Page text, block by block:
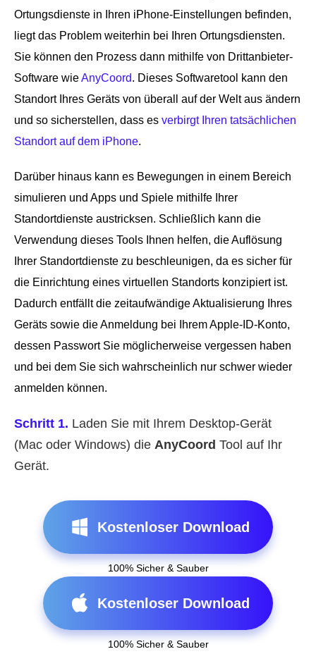
Ortungsdienste in Ihren iPhone-Einstellungen befinden,
liegt das Problem weiterhin bei Ihren Ortungsdiensten.
Sie können den Prozess dann mithilfe von Drittanbieter-
Software wieAnyCoord. Dieses Softwaretool kann den
Standort Ihres Geräts von überall auf der Welt aus ändern
und so sicherstellen, dass es verbirgt Ihren tatsächlichen
Standort auf dem iPhone.
Darüber hinaus kann es Bewegungen in einem Bereich
simulieren und Apps und Spiele mithilfe Ihrer
Standortdienste austricksen. Schließlich kann die
Verwendung dieses Tools Ihnen helfen, die Auflösung
Ihrer Standortdienste zu beschleunigen, da es sicher für
die Einrichtung eines virtuellen Standorts konzipiert ist.
Dadurch entfällt die zeitaufwändige Aktualisierung Ihres
Geräts sowie die Anmeldung bei Ihrem Apple-ID-Konto,
dessen Passwort Sie möglicherweise vergessen haben
und bei dem Sie sich wahrscheinlich nur schwer wieder
anmelden können.
Schritt 1. Laden Sie mit Ihrem Desktop-Gerät
(Mac oder Windows) die AnyCoord Tool auf Ihr
Gerät.
Kostenloser Download
100% Sicher & Sauber
Kostenloser Download
100% Sicher & Sauber